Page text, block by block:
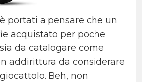
portati a pensare che un
acquistato per poche
da catalogare come
addirittura da considerare
Beh, non